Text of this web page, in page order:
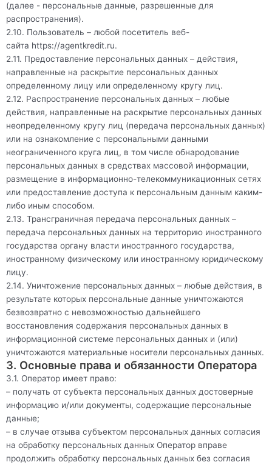
(далее - персональные данные, разрешенные для
распространения).
2.10. Пользователь – любой посетитель веб-
сайта https://agentkredit.ru.
2.11. Предоставление персональных данных – действия,
направленные на раскрытие персональных данных
определенному лицу или определенному кругу лиц.
2.12. Распространение персональных данных – любые
действия, направленные на раскрытие персональных данных
неопределенному кругу лиц (передача персональных данных)
или на ознакомление с персональными данными
неограниченного круга лиц, в том числе обнародование
персональных данных в средствах массовой информации,
размещение в информационно-телекоммуникационных сетях
или предоставление доступа к персональным данным каким-
либо иным способом.
2.13. Трансграничная передача персональных данных –
передача персональных данных на территорию иностранного
государства органу власти иностранного государства,
иностранному физическому или иностранному юридическому
лицу.
2.14. Уничтожение персональных данных – любые действия, в
результате которых персональные данные уничтожаются
безвозвратно с невозможностью дальнейшего
восстановления содержания персональных данных в
информационной системе персональных данных и (или)
уничтожаются материальные носители персональных данных.
3. Основные права и обязанности Оператора
3.1. Оператор имеет право:
– получать от субъекта персональных данных достоверные
информацию и/или документы, содержащие персональные
данные;
– в случае отзыва субъектом персональных данных согласия
на обработку персональных данных Оператор вправе
продолжить обработку персональных данных без согласия